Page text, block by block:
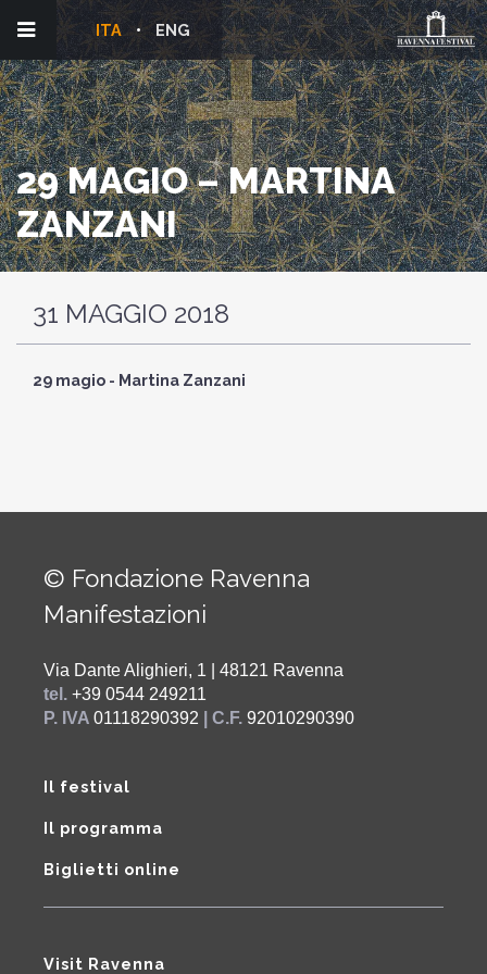
ENG
ITA
29 MAGIO – MARTINA
ZANZANI
31 MAGGIO 2018
29 magio - Martina Zanzani
© Fondazione Ravenna
Manifestazioni
Via Dante Alighieri, 1 | 48121 Ravenna
tel. +39 0544 249211
P. IVA 01118290392 | C.F. 92010290390
Il festival
Il programma
Biglietti online
Visit Ravenna